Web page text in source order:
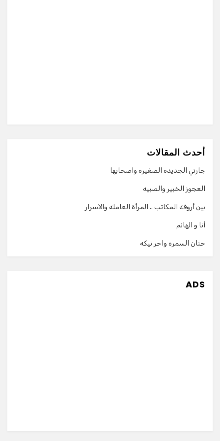
أحدث المقالات
جارتي الجديده الصغيره واصحابها
العجوز الخبير والصبيه
بين أروقة المكاتب .. المرأة العاملة والاسرار
أنا و الهانم
حنان السمره واحر نيكه
ADS